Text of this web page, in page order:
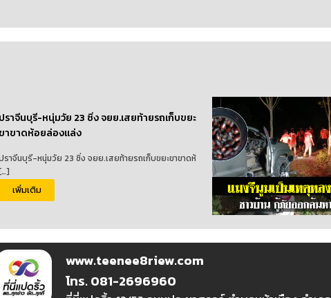
ปราจีนบุรี-หนุ่มวัย 23 ซิ่ง จยย.เสยท้ายรถเก็บขยะ
ขาขาดห้อยล่องแล่ง
ราจีนบุรี-หนุ่มวัย 23 ซิ่ง จยย.เสยท้ายรถเก็บขยะขาขาดห้
เพิ่มเติม
www.teenee8riew.com
โทร. 081-2696960